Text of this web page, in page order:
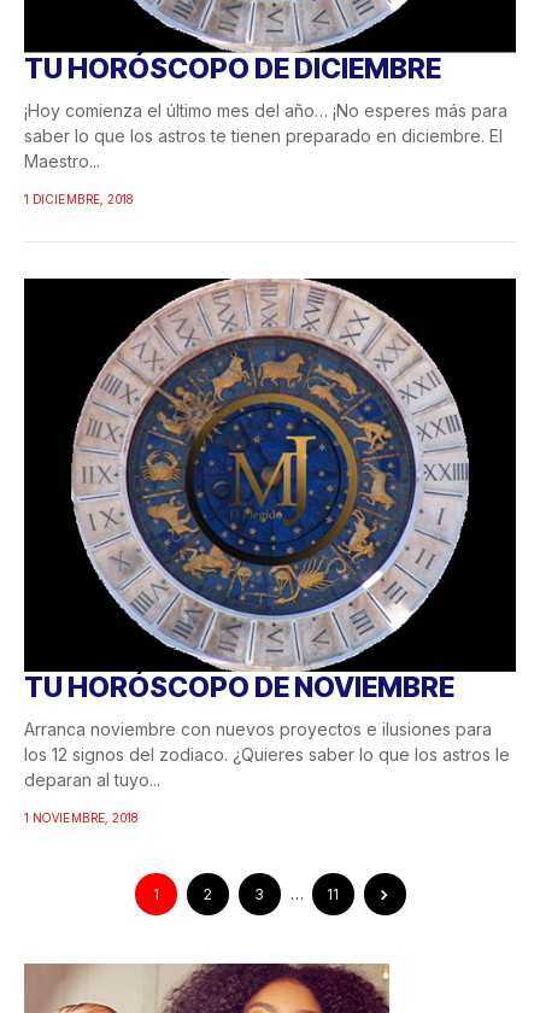
TU HORÓSCOPO DE DICIEMBRE
¡Hoy comienza el último mes del año… ¡No esperes más para
saber lo que los astros te tienen preparado en diciembre. El
Maestro...
1 DICIEMBRE, 2018
TU HORÓSCOPO DE NOVIEMBRE
Arranca noviembre con nuevos proyectos e ilusiones para
los 12 signos del zodiaco. ¿Quieres saber lo que los astros le
deparan al tuyo...
1 NOVIEMBRE, 2018
1 2 3 … 11